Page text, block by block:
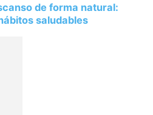
de forma natural:
saludables